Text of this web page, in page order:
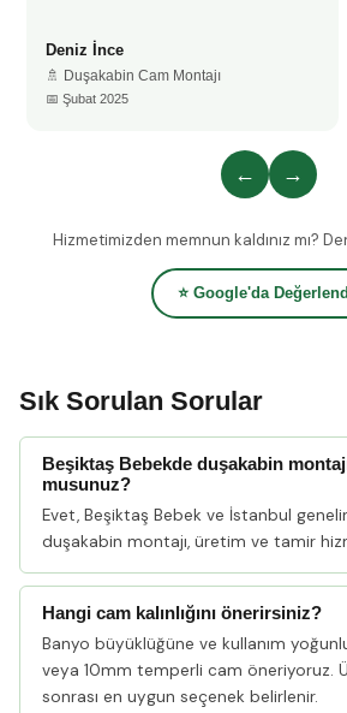
Deniz İnce
🚿 Duşakabin Cam Montajı
📅 Şubat 2025
← →
Hizmetimizden memnun kaldınız mı?
⭐ Google'da
Sık Sorulan Sorular
Beşiktaş Bebekde duşakabin
musunuz?
Evet, Beşiktaş Bebek ve İstanbul
duşakabin montajı, üretim ve tamir
Hangi cam kalınlığını önerirsiniz?
Banyo büyüklüğüne ve kullanım
veya 10mm temperli cam öneriyoruz.
sonrası en uygun seçenek belirlenir.